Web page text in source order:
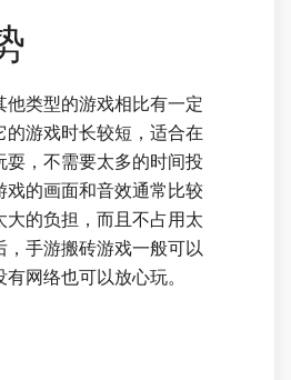
他类型的游戏相比有一定
的游戏时长较短，适合在
耍，不需要太多的时间投
戏的画面和音效通常比较
大的负担，而且不占用太
，手游搬砖游戏一般可以
网络也可以放心玩。